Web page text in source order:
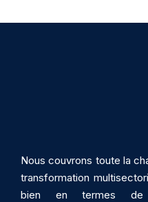
Nous couvrons toute la
transformation
bien en termes de